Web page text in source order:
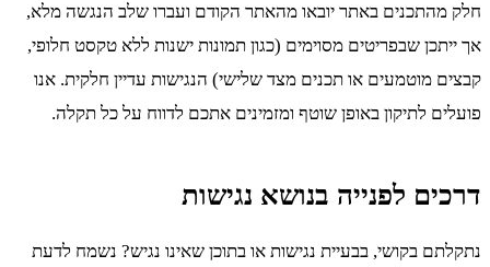
חלק מהתכנים באתר יובאו מהאתר הקודם ועברו שלב הנגשה מלא,
אך ייתכן שבפריטים מסוימים (כגון תמונות ישנות ללא טקסט חלופי,
קבצים מוטמעים או תכנים מצד שלישי) הנגישות עדיין חלקית. אנו
פועלים לתיקון באופן שוטף ומזמינים אתכם לדווח על כל תקלה.
דרכים לפנייה בנושא נגישות
נתקלתם בקושי, בבעיית נגישות או בתוכן שאינו נגיש? נשמח לדעת